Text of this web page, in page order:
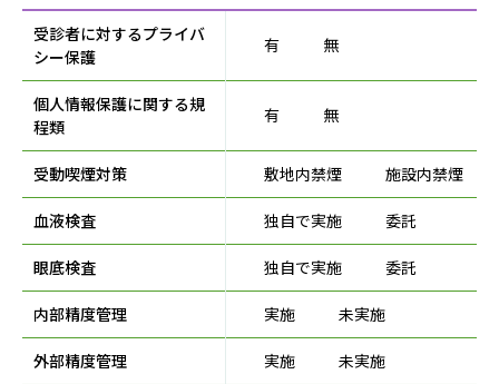
受診者に対するプライバ
シー保護
有 無
個人情報保護に関する規
程類
有 無
受動喫煙対策 敷地内禁煙 施設内禁煙
血液検査 独自で実施 委託
眼底検査 独自で実施 委託
内部精度管理 実施 未実施
外部精度管理 実施 未実施